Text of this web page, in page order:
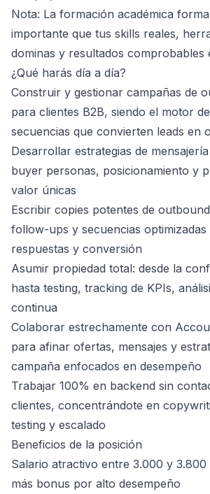
Nota: La formación académica
importante que tus skills reales,
dominas y resultados comprobables
¿Qué harás día a día?
Construir y gestionar campañas de
para clientes B2B, siendo el motor
secuencias que convierten leads en
Desarrollar estrategias de
buyer personas, posicionamiento y
valor únicas
Escribir copies potentes de
follow-ups y secuencias
respuestas y conversión
Asumir propiedad total: desde la
hasta testing, tracking de KPIs,
continua
Colaborar estrechamente con
para afinar ofertas, mensajes y
campaña enfocados en desempeño
Trabajar 100% en backend sin
clientes, concentrándote en
testing y escalado
Beneficios de la posición
Salario atractivo entre 3.000 y 3.800
más bonus por alto desempeño